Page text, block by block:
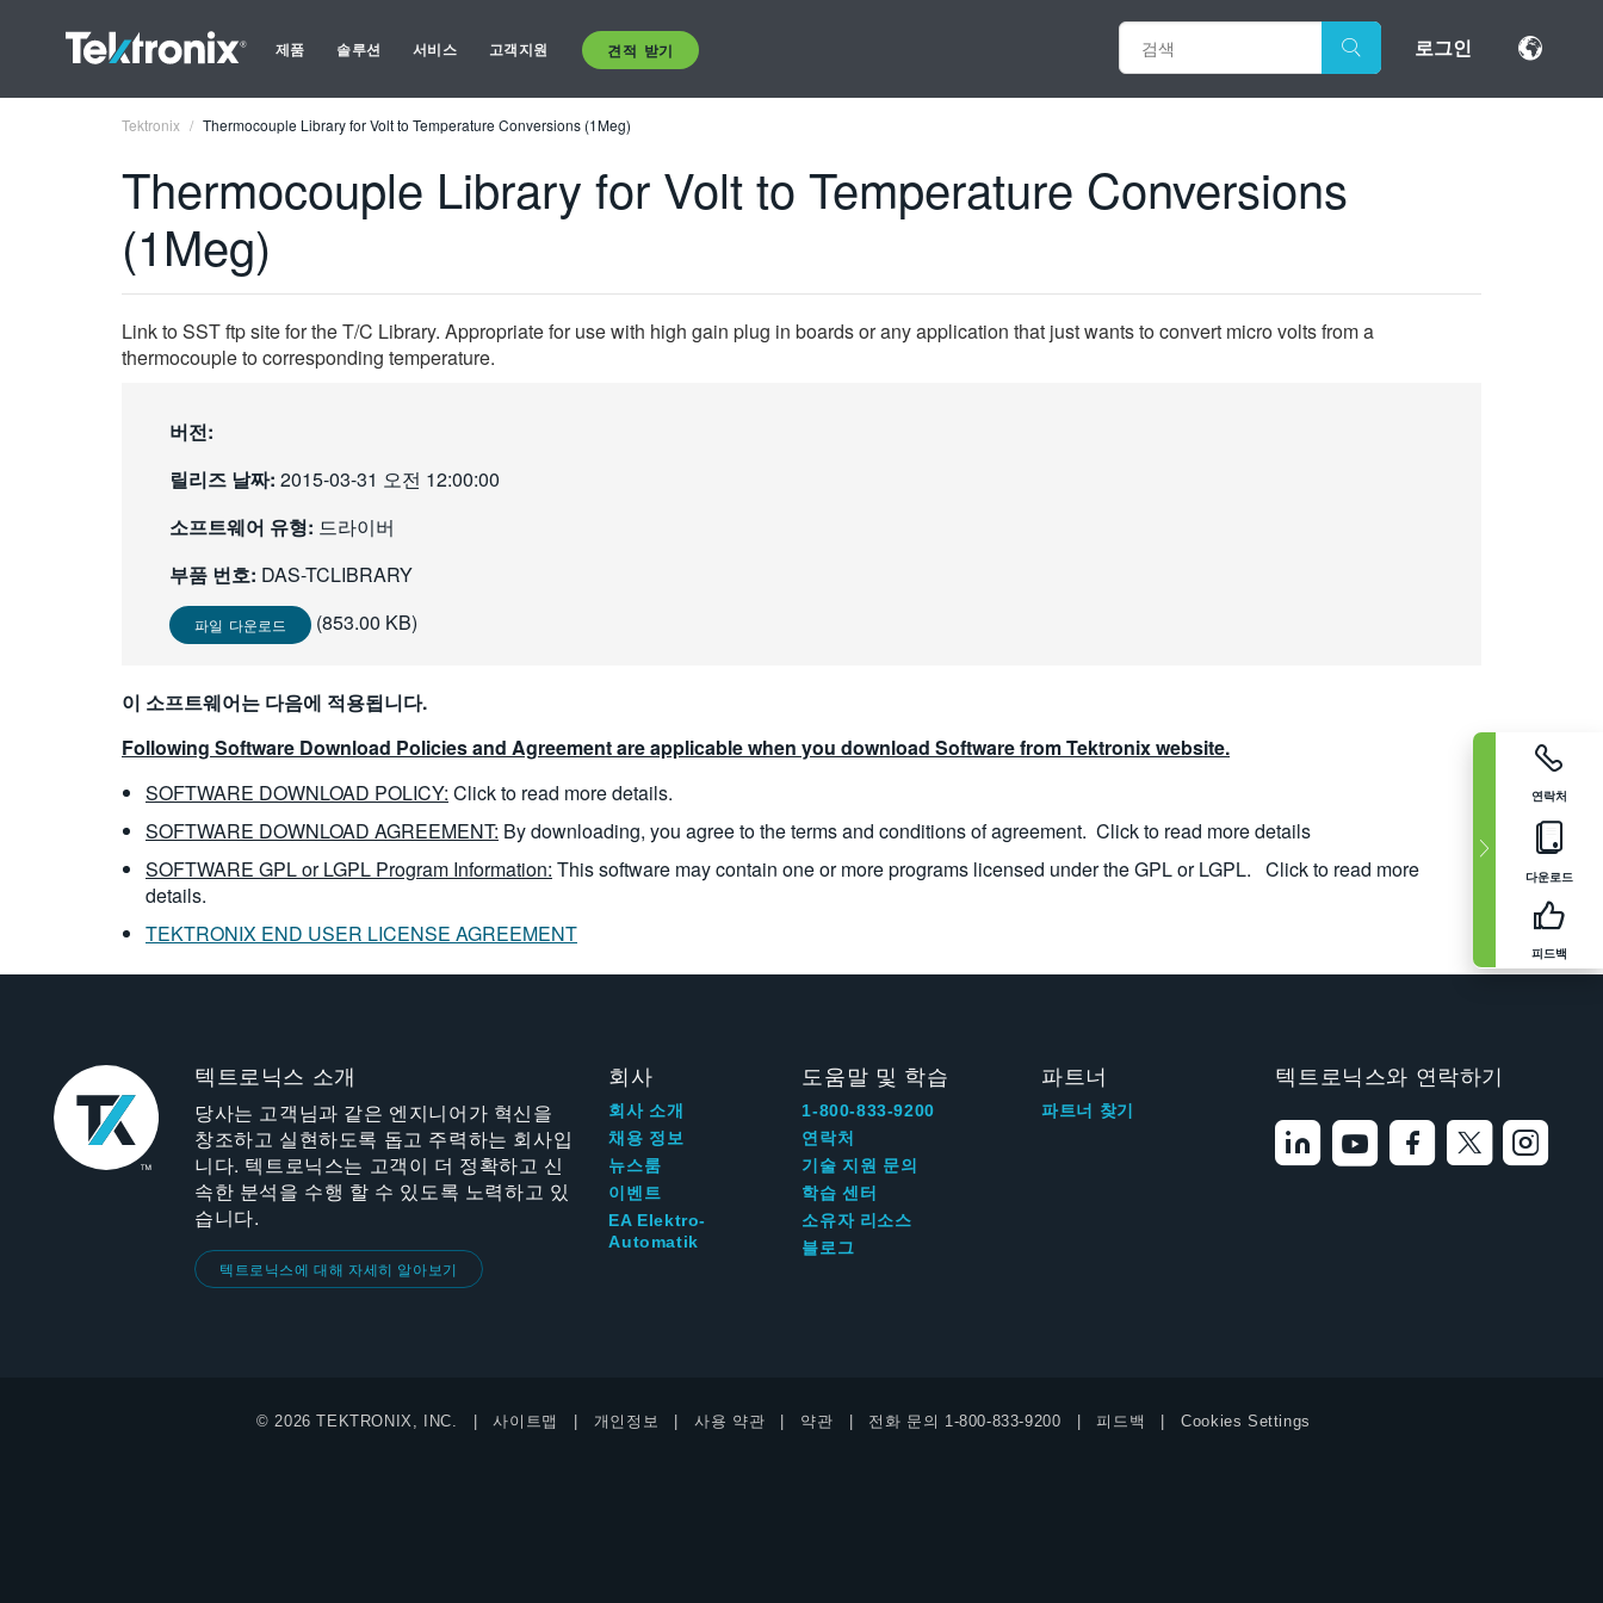
제품 솔루션 서비스 고객지원 견적 받기 로그인
연락처
다운로드
피드백
Tektronix Thermocouple Library for Volt to Temperature Conversions (1Meg)
Thermocouple Library for Volt to Temperature Conversions
(1Meg)
Link to SST ftp site for the T/C Library. Appropriate for use with high gain plug in boards or any application that just wants to convert micro volts from a
thermocouple to corresponding temperature.
버전:
릴리즈 날짜: 2015-03-31 오전 12:00:00
소프트웨어 유형: 드라이버
부품 번호: DAS-TCLIBRARY
파일 다운로드 (853.00 KB)
이 소프트웨어는 다음에 적용됩니다.
Following Software Download Policies and Agreement are applicable when you download Software from Tektronix website.
SOFTWARE DOWNLOAD POLICY: Click to read more details.
SOFTWARE DOWNLOAD AGREEMENT: By downloading, you agree to the terms and conditions of agreement. Click to read more details
SOFTWARE GPL or LGPL Program Information: This software may contain one or more programs licensed under the GPL or LGPL. Click to read more
details.
TEKTRONIX END USER LICENSE AGREEMENT
텍트로닉스 소개
당사는 고객님과 같은 엔지니어가 혁신을
창조하고 실현하도록 돕고 주력하는 회사입
니다. 텍트로닉스는 고객이 더 정확하고 신
속한 분석을 수행 할 수 있도록 노력하고 있
습니다.
텍트로닉스에 대해 자세히 알아보기
회사
회사 소개
채용 정보
뉴스룸
이벤트
EA Elektro-
Automatik
도움말 및 학습
1-800-833-9200
연락처
기술 지원 문의
학습 센터
소유자 리소스
블로그
파트너
파트너 찾기
텍트로닉스와 연락하기
© 2026 TEKTRONIX, INC. 사이트맵 개인정보 사용 약관 약관 전화 문의 1-800-833-9200 피드백 Cookies Settings